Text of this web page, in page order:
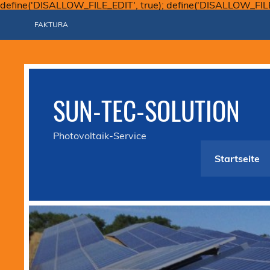
define('DISALLOW_FILE_EDIT', true);
FAKTURA
SUN-TEC-SOLUTION
Photovoltaik-Service
Startseite